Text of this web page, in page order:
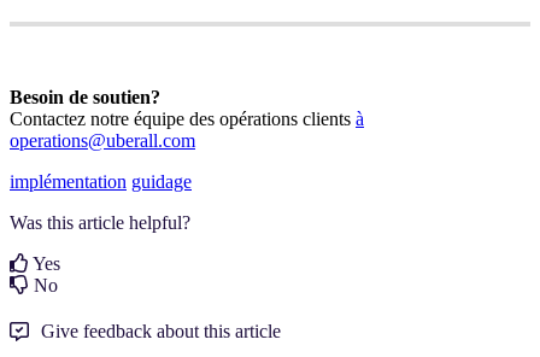
Besoin de soutien?
Contactez notre équipe des opérations clients à
operations@uberall.com
implémentation guidage
Was this article helpful?
Yes
No
Give feedback about this article